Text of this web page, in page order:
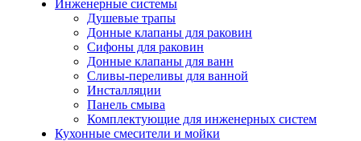
Инженерные системы
Душевые трапы
Донные клапаны для раковин
Сифоны для раковин
Донные клапаны для ванн
Сливы-переливы для ванной
Инсталляции
Панель смыва
Комплектующие для инженерных систем
Кухонные смесители и мойки